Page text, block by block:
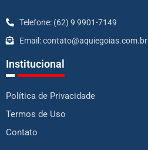
Telefone: (62) 9 9901-7149
Email: contato@aquiegoias.com.br
Institucional
Política de Privacidade
Termos de Uso
Contato